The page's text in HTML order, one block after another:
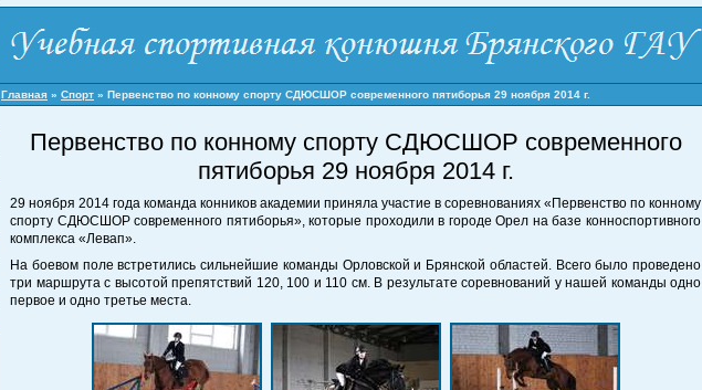
Главная » Спорт » Первенство по конному спорту СДЮСШОР современного пятиборья 29 ноября 2014 г.
Первенство по конному спорту СДЮСШОР современного
пятиборья 29 ноября 2014 г.
29 ноября 2014 года команда конников академии приняла участие в соревнованиях «Первенство по конному
спорту СДЮСШОР современного пятиборья», которые проходили в городе Орел на базе конноспортивного
комплекса «Левап».
На боевом поле встретились сильнейшие команды Орловской и Брянской областей. Всего было проведено
три маршрута с высотой препятствий 120, 100 и 110 см. В результате соревнований у нашей команды одно
первое и одно третье места.